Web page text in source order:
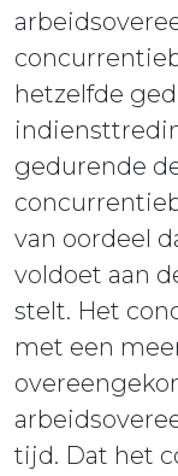
hetzelfde
gedurende
van oordeel
voldoet aan
stelt. Het
met een
tijd. Dat het